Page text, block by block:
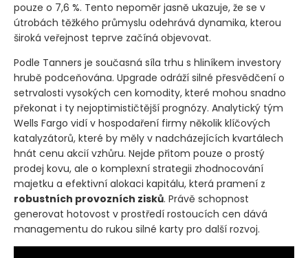
pouze o 7,6 %. Tento nepoměr jasně ukazuje, že se v
útrobách těžkého průmyslu odehrává dynamika, kterou
široká veřejnost teprve začíná objevovat.
Podle Tanners je současná síla trhu s hliníkem investory
hrubě podceňována. Upgrade odráží silné přesvědčení o
setrvalosti vysokých cen komodity, které mohou snadno
překonat i ty nejoptimističtější prognózy. Analytický tým
Wells Fargo vidí v hospodaření firmy několik klíčových
katalyzátorů, které by měly v nadcházejících kvartálech
hnát cenu akcií vzhůru. Nejde přitom pouze o prostý
prodej kovu, ale o komplexní strategii zhodnocování
majetku a efektivní alokaci kapitálu, která pramení z
robustních provozních zisků. Právě schopnost
generovat hotovost v prostředí rostoucích cen dává
managementu do rukou silné karty pro další rozvoj.